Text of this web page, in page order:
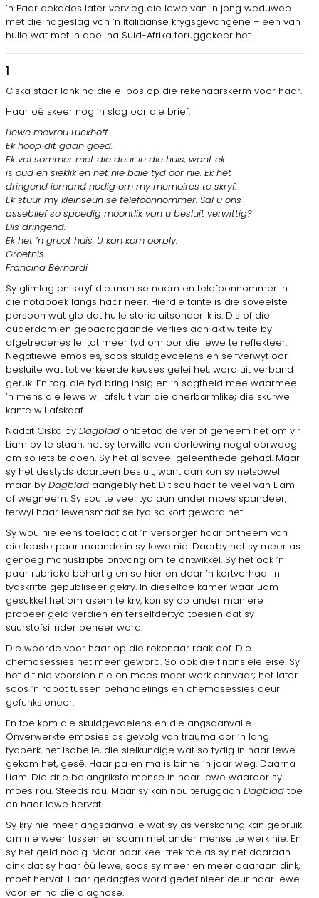
’n Paar dekades later vervleg die lewe van ’n jong weduwee
met die nageslag van ’n Italiaanse krygsgevangene – een van
hulle wat met ’n doel na Suid-Afrika teruggekeer het.
1
Ciska staar lank na die e-pos op die rekenaarskerm voor haar.
Haar oë skeer nog ’n slag oor die brief:
Liewe mevrou Luckhoff
Ek hoop dit gaan goed.
Ek val sommer met die deur in die huis, want ek
is oud en sieklik en het nie baie tyd oor nie. Ek het
dringend iemand nodig om my memoires te skryf.
Ek stuur my kleinseun se telefoonnommer. Sal u ons
asseblief so spoedig moontlik van u besluit verwittig?
Dis dringend.
Ek het ’n groot huis. U kan kom oorbly.
Groetnis
Francina Bernardi
Sy glimlag en skryf die man se naam en telefoonnommer in
die notaboek langs haar neer. Hierdie tante is die soveelste
persoon wat glo dat hulle storie uitsonderlik is. Dis of die
ouderdom en gepaardgaande verlies aan aktiwiteite by
afgetredenes lei tot meer tyd om oor die lewe te reflekteer.
Negatiewe emosies, soos skuldgevoelens en selfverwyt oor
besluite wat tot verkeerde keuses gelei het, word uit verband
geruk. En tog, die tyd bring insig en ’n sagtheid mee waarmee
’n mens die lewe wil afsluit van die onerbarmlike; die skurwe
kante wil afskaaf.
Nadat Ciska by Dagblad onbetaalde verlof geneem het om vir
Liam by te staan, het sy terwille van oorlewing nogal oorweeg
om so iets te doen. Sy het al soveel geleenthede gehad. Maar
sy het destyds daarteen besluit, want dan kon sy netsowel
maar by Dagblad aangebly het. Dit sou haar te veel van Liam
af wegneem. Sy sou te veel tyd aan ander moes spandeer,
terwyl haar lewensmaat se tyd so kort geword het.
Sy wou nie eens toelaat dat ’n versorger haar ontneem van
die laaste paar maande in sy lewe nie. Daarby het sy meer as
genoeg manuskripte ontvang om te ontwikkel. Sy het ook ’n
paar rubrieke behartig en so hier en daar ’n kortverhaal in
tydskrifte gepubliseer gekry. In dieselfde kamer waar Liam
gesukkel het om asem te kry, kon sy op ander maniere
probeer geld verdien en terselfdertyd toesien dat sy
suurstofsilinder beheer word.
Die woorde voor haar op die rekenaar raak dof. Die
chemosessies het meer geword. So ook die finansiële eise. Sy
het dit nie voorsien nie en moes meer werk aanvaar; het later
soos ’n robot tussen behandelings en chemosessies deur
gefunksioneer.
En toe kom die skuldgevoelens en die angsaanvalle.
Onverwerkte emosies as gevolg van trauma oor ’n lang
tydperk, het Isobelle, die sielkundige wat so tydig in haar lewe
gekom het, gesê. Haar pa en ma is binne ’n jaar weg. Daarna
Liam. Die drie belangrikste mense in haar lewe waaroor sy
moes rou. Steeds rou. Maar sy kan nou teruggaan Dagblad toe
en haar lewe hervat.
Sy kry nie meer angsaanvalle wat sy as verskoning kan gebruik
om nie weer tussen en saam met ander mense te werk nie. En
sy het geld nodig. Maar haar keel trek toe as sy net daaraan
dink dat sy haar óú lewe, soos sy meer en meer daaraan dink,
moet hervat. Haar gedagtes word gedefinieer deur haar lewe
voor en na die diagnose.